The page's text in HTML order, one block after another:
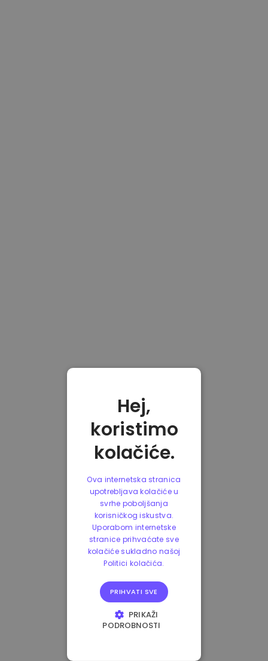
Hej,
koristimo
kolačiće.
Ova internetska stranica
upotrebljava kolačiće u
svrhe poboljšanja
korisničkog iskustva.
Uporabom internetske
stranice prihvaćate sve
kolačiće sukladno našoj
Politici kolačića.
PRIHVATI SVE
PRIKAŽI
PODROBNOSTI